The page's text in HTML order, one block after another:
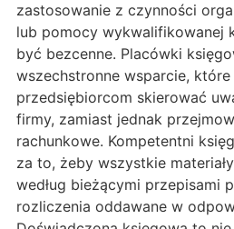
zastosowanie z czynności
lub pomocy wykwalifikowanej
być bezcenne. Placówki
wszechstronne wsparcie,
przedsiębiorcom skierować
firmy, zamiast jednak
rachunkowe. Kompetentni
za to, żeby wszystkie
według bieżącymi przepisami
rozliczenia oddawane w